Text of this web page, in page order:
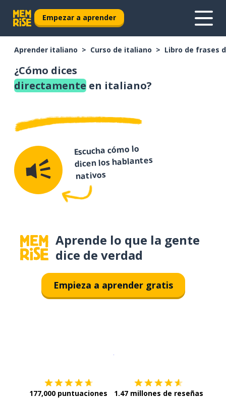
Empezar a aprender
Aprender italiano Curso de italiano Libro de frases
¿Cómo dices
directamente en italiano?
Escucha cómo lo
dicen los hablantes
nativos
Aprende lo que la gente
dice de verdad
Empieza a aprender gratis
177,000 puntuaciones 1.47 millones de reseñas